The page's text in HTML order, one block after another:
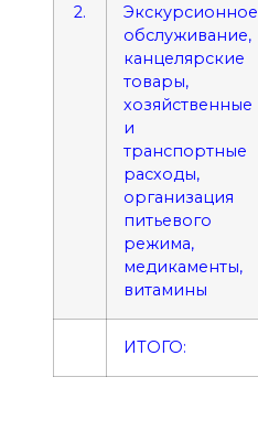
2.
Экскурсионное
обслуживание,
канцелярские
товары,
хозяйственные
и
транспортные
расходы,
организация
питьевого
режима,
медикаменты,
витамины
ИТОГО: